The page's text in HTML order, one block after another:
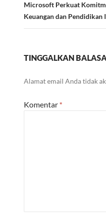
Microsoft Perkuat
Keuangan dan Pendidikan
TINGGALKAN
Alamat email Anda tidak
Komentar *